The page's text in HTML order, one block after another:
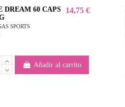
DREAM 60 CAPS
SPORTS
14,75 €
Añadir al carrito